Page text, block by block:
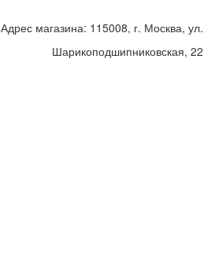
Адрес магазина: 115008, г. Москва, ул.
Шарикоподшипниковская, 22